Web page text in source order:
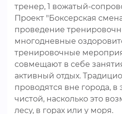
тренер, 1 вожатый-
Проект "Боксерская
проведение
многодневные
тренировочные
совмещают в себе
активный отдых.
проводятся вне города, в
чистой, насколько это
лесу, в горах или у моря.